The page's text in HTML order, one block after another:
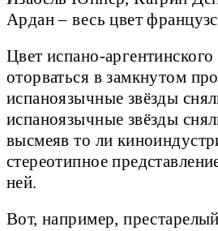
Ардан – весь цвет
Цвет испано-
оторваться в замкнутом
испаноязычные звёзды
испаноязычные звёзды
высмеяв то ли
стереотипное
ней.
Вот, например,